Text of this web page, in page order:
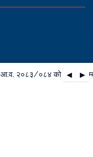
◀ ▶
आ.व. २०८३/०८४ को पदपूर्ति